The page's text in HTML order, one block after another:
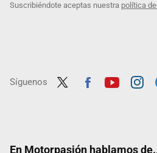
Suscribiéndote aceptas nuestra política
Síguenos
En Motorpasión hablamos